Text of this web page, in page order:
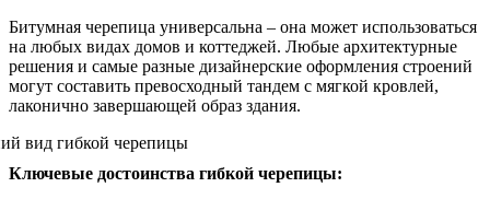
Битумная черепица универсальна – она может использоваться
на любых видах домов и коттеджей. Любые архитектурные
решения и самые разные дизайнерские оформления строений
могут составить превосходный тандем с мягкой кровлей,
лаконично завершающей образ здания.
Ключевые достоинства гибкой черепицы: